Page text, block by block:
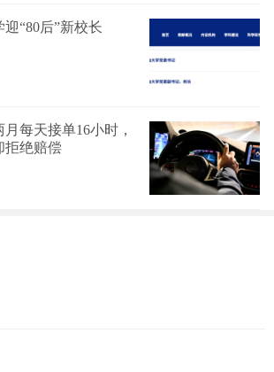
“80后”新校长
每天接单16小时，
拒绝赔偿